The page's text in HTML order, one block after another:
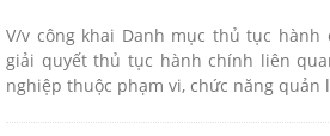
V/v công khai Danh mục thủ tục
giải quyết thủ tục hành chính liên
nghiệp thuộc phạm vi, chức năng quản